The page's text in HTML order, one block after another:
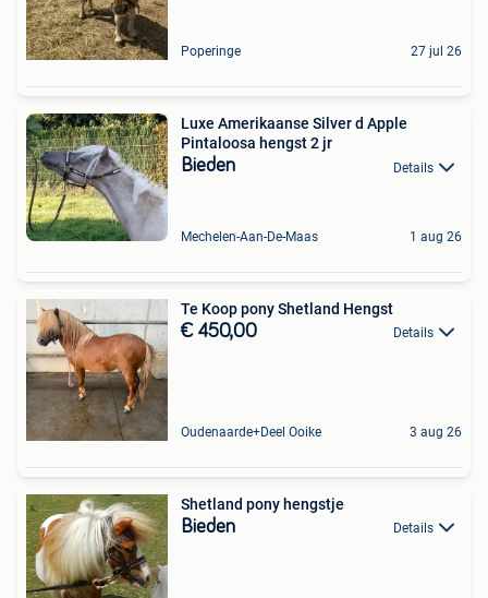
Poperinge 27 jul 26
Luxe Amerikaanse Silver d Apple
Pintaloosa hengst 2 jr
Bieden Details
Mechelen-Aan-De-Maas 1 aug 26
Te Koop pony Shetland Hengst
€ 450,00 Details
Oudenaarde+Deel Ooike 3 aug 26
Shetland pony hengstje
Bieden Details